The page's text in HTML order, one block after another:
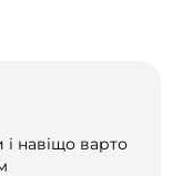
навіщо варто